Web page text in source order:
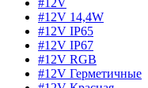
#12V
#12V 14,4W
#12V IP65
#12V IP67
#12V RGB
#12V Герметичные